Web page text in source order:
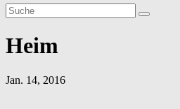
Heim
Jan. 14, 2016